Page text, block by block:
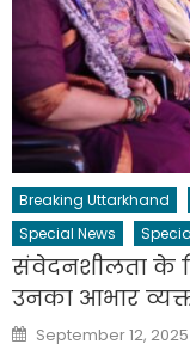
Breaking Uttarkhand
Special News
संवेदनशीलता के
उनका आभार
Posted
on
September 12, 2025